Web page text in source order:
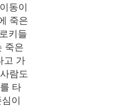
동이
죽은
키들
죽은
고 가
람도
타
이